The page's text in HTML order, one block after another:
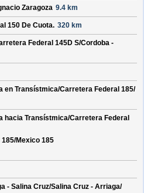
Zaragoza 9.4 km
150 De Cuota. 320 km
Federal 145D S/Cordoba -
en Transístmica/Carretera Federal 185/
hacia Transístmica/Carretera Federal
Mexico 185
- Salina Cruz/Salina Cruz - Arriaga/